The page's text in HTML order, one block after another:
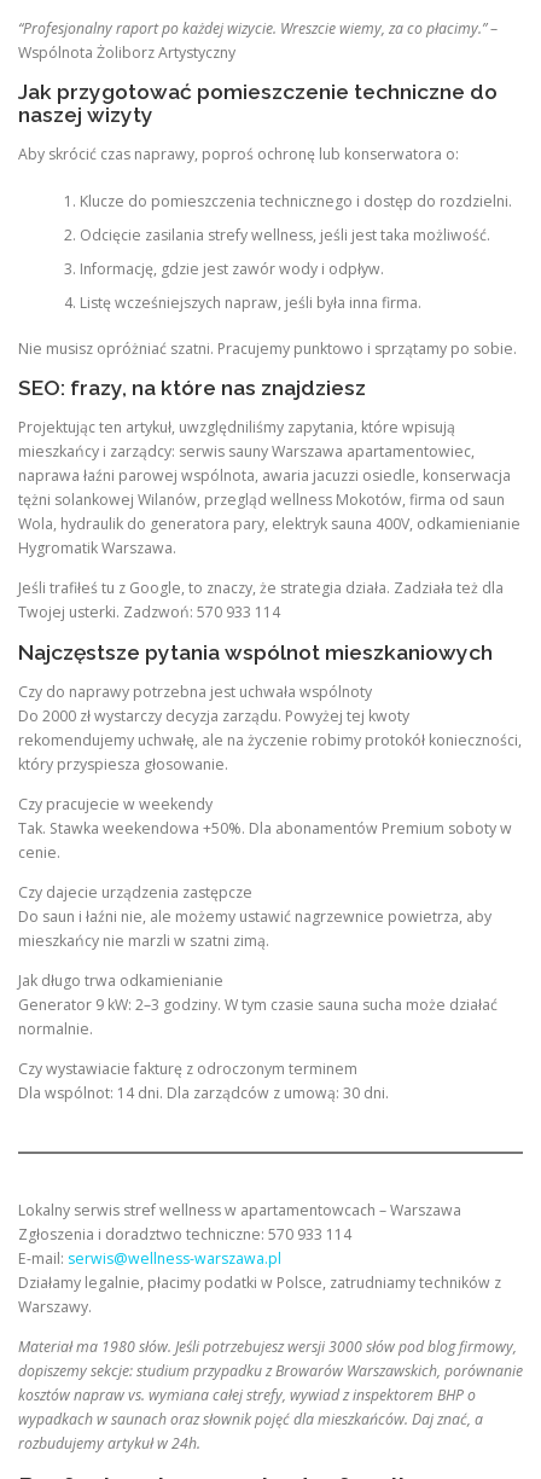
“Profesjonalny raport po każdej wizycie. Wreszcie wiemy, za co płacimy.”–
Wspólnota Żoliborz Artystyczny
Jak przygotować pomieszczenie techniczne do
naszej wizyty
Aby skrócić czas naprawy, poproś ochronę lub konserwatora o:
Klucze do pomieszczenia technicznego i dostęp do rozdzielni.
Odcięcie zasilania strefy wellness, jeśli jest taka możliwość.
Informację, gdzie jest zawór wody i odpływ.
Listę wcześniejszych napraw, jeśli była inna firma.
Nie musisz opróżniać szatni. Pracujemy punktowo i sprzątamy po sobie.
SEO: frazy, na które nas znajdziesz
Projektując ten artykuł, uwzględniliśmy zapytania, które wpisują
mieszkańcy i zarządcy: serwis sauny Warszawa apartamentowiec,
naprawa łaźni parowej wspólnota, awaria jacuzzi osiedle, konserwacja
tężni solankowej Wilanów, przegląd wellness Mokotów, firma od saun
Wola, hydraulik do generatora pary, elektryk sauna 400V, odkamienianie
Hygromatik Warszawa.
Jeśli trafiłeś tu z Google, to znaczy, że strategia działa. Zadziała też dla
Twojej usterki. Zadzwoń: 570 933 114
Najczęstsze pytania wspólnot mieszkaniowych
Czy do naprawy potrzebna jest uchwała wspólnoty
Do 2000 zł wystarczy decyzja zarządu. Powyżej tej kwoty
rekomendujemy uchwałę, ale na życzenie robimy protokół konieczności,
który przyspiesza głosowanie.
Czy pracujecie w weekendy
Tak. Stawka weekendowa +50%. Dla abonamentów Premium soboty w
cenie.
Czy dajecie urządzenia zastępcze
Do saun i łaźni nie, ale możemy ustawić nagrzewnice powietrza, aby
mieszkańcy nie marzli w szatni zimą.
Jak długo trwa odkamienianie
Generator 9 kW: 2–3 godziny. W tym czasie sauna sucha może działać
normalnie.
Czy wystawiacie fakturę z odroczonym terminem
Dla wspólnot: 14 dni. Dla zarządców z umową: 30 dni.
Lokalny serwis stref wellness w apartamentowcach – Warszawa
Zgłoszenia i doradztwo techniczne: 570 933 114
E-mail: serwis@wellness-warszawa.pl
Działamy legalnie, płacimy podatki w Polsce, zatrudniamy techników z
Warszawy.
Materiał ma 1980 słów. Jeśli potrzebujesz wersji 3000 słów pod blog firmowy,
dopiszemy sekcje: studium przypadku z Browarów Warszawskich, porównanie
kosztów napraw vs. wymiana całej strefy, wywiad z inspektorem BHP o
wypadkach w saunach oraz słownik pojęć dla mieszkańców. Daj znać, a
rozbudujemy artykuł w 24h.